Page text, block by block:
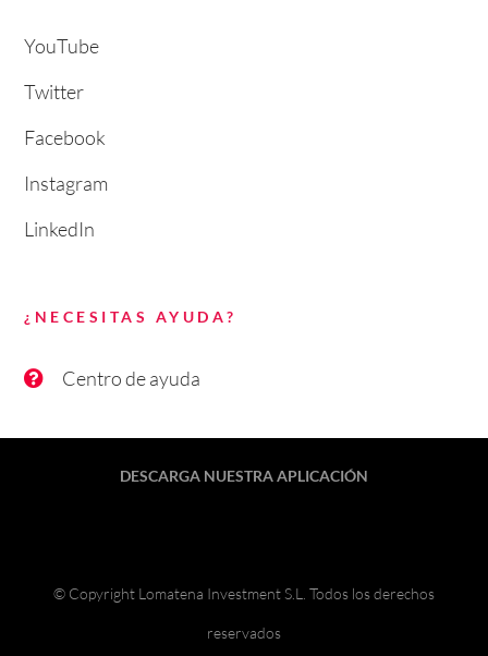
YouTube
Twitter
Facebook
Instagram
LinkedIn
¿NECESITAS AYUDA?
Centro de ayuda
DESCARGA NUESTRA APLICACIÓN
© Copyright Lomatena Investment S.L. Todos los derechos
reservados